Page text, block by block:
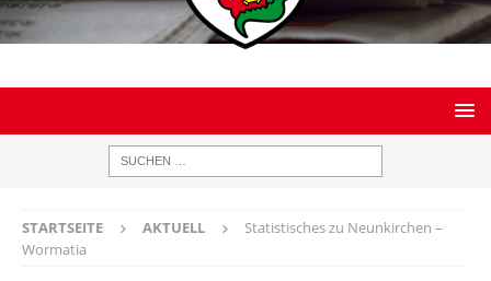
STARTSEITE AKTUELL
Statistisches zu Neunkirchen –
Wormatia